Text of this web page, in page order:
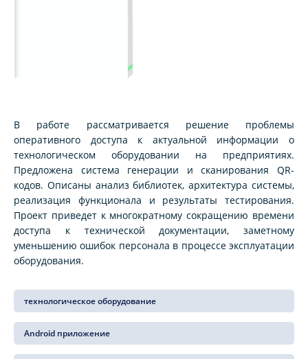
В работе рассматривается решение проблемы
оперативного доступа к актуальной информации о
технологическом оборудовании на предприятиях.
Предложена система генерации и сканирования QR-
кодов. Описаны анализ библиотек, архитектура системы,
реализация функционала и результаты тестирования.
Проект приведет к многократному сокращению времени
доступа к технической документации, заметному
уменьшению ошибок персонала в процессе эксплуатации
оборудования.
технологическое оборудование
Android приложение